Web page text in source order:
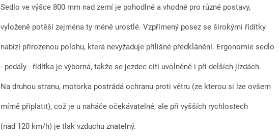
Sedlo ve výšce 800 mm nad zemí je pohodlné a vhodné pro různé postavy,
vyloženě potěší zejména ty méně urostlé. Vzpřímený posez se širokými řídítky
nabízí přirozenou polohu, která nevyžaduje přílišné předklánění. Ergonomie sedlo
- pedály - řídítka je výborná, takže se jezdec cítí uvolněně i při delších jízdách.
Na druhou stranu, motorka postrádá ochranu proti větru (ze kterou si lze ovšem
mírně připlatit), což je u naháče očekávatelné, ale při vyšších rychlostech
(nad 120 km/h) je tlak vzduchu znatelný.